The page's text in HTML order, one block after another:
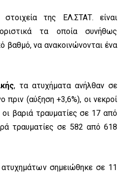
της ΕΛ.ΣΤΑΤ. είναι
τα οποία συνήθως
βαθμό, να ανακοινώνονται ένα
, τα ατυχήματα ανήλθαν σε
πριν (αύξηση +3,6%), οι νεκροί
βαριά τραυματίες σε 17 από
τραυματίες σε 582 από 618
σημειώθηκε σε 11